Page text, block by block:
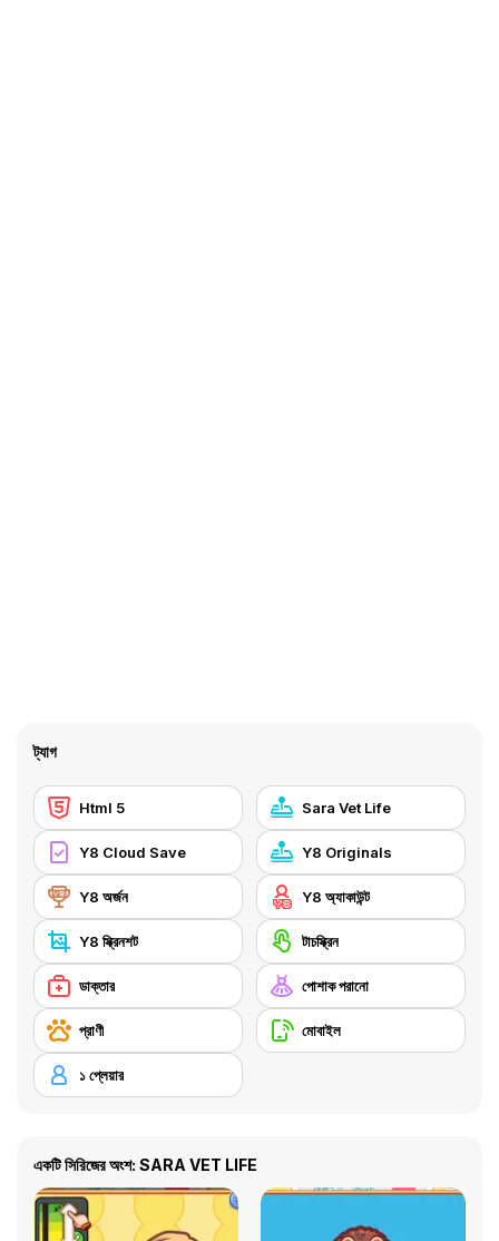
ট্যাগ
Html 5 Sara Vet Life
Y8 Cloud Save Y8 Originals
Y8 অর্জন Y8 অ্যাকাউন্ট
Y8 স্ক্রিনশট টাচস্ক্রিন
ডাক্তার পোশাক পরানো
প্রাণী মোবাইল
১ প্লেয়ার
একটি সিরিজের অংশ: SARA VET LIFE